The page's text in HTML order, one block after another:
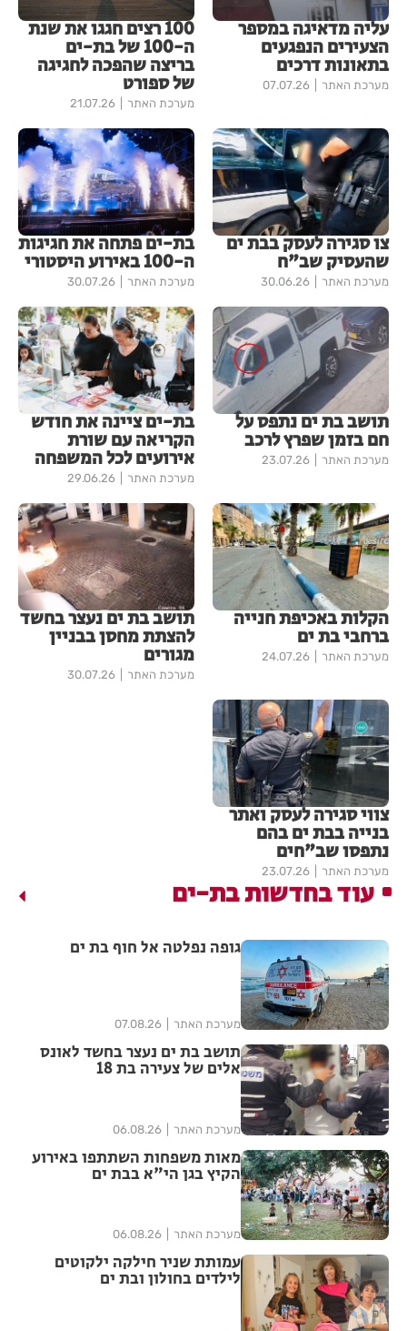
עליה מדאיגה במספר
הצעירים הנפגעים
בתאונות דרכים
מערכת האתר 07.07.26
100 רצים חגגו את שנת
ה-100 של בת-ים
בריצה שהפכה לחגיגה
של ספורט
מערכת האתר 21.07.26
צו סגירה לעסק בבת ים
שהעסיק שב"ח
מערכת האתר 30.06.26
בת-ים פתחה את חגיגות
ה-100 באירוע היסטורי
מערכת האתר 30.07.26
תושב בת ים נתפס על
חם בזמן שפרץ לרכב
מערכת האתר 23.07.26
בת-ים ציינה את חודש
הקריאה עם שורת
אירועים לכל המשפחה
מערכת האתר 29.06.26
הקלות באכיפת חנייה
ברחבי בת ים
מערכת האתר 24.07.26
תושב בת ים נעצר בחשד
להצתת מחסן בבניין
מגורים
מערכת האתר 30.07.26
צווי סגירה לעסק ואתר
בנייה בבת ים בהם
נתפסו שב"חים
מערכת האתר 23.07.26
עוד בחדשות בת-ים
גופה נפלטה אל חוף בת ים
מערכת האתר 07.08.26
תושב בת ים נעצר בחשד לאונס
אלים של צעירה בת 18
מערכת האתר 06.08.26
מאות משפחות השתתפו באירוע
הקיץ בגן הי"א בבת ים
מערכת האתר 06.08.26
עמותת שניר חילקה ילקוטים
לילדים בחולון ובת ים